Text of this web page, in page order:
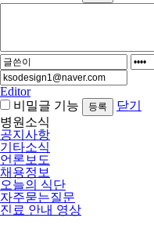
Editor
비밀글 기능
닫기
병원소식
공지사항
기타소식
언론보도
채용정보
오늘의 식단
자주묻는질문
진료 안내 영상